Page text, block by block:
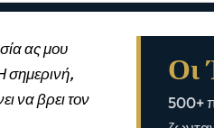
ας μου
σημερινή,
να βρει τον
Οι
500+